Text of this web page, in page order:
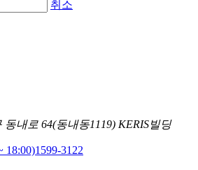
취소
내로 64(동내동1119) KERIS빌딩
18:00)1599-3122